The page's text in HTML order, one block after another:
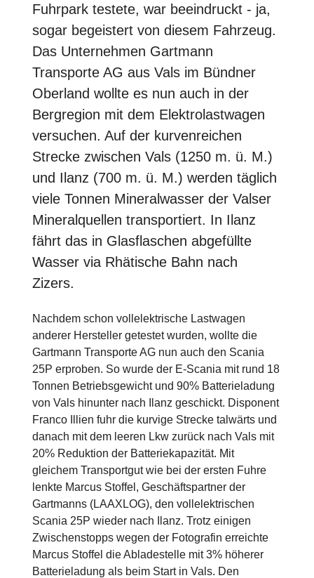
Fuhrpark testete, war beeindruckt - ja,
sogar begeistert von diesem Fahrzeug.
Das Unternehmen Gartmann
Transporte AG aus Vals im Bündner
Oberland wollte es nun auch in der
Bergregion mit dem Elektrolastwagen
versuchen. Auf der kurvenreichen
Strecke zwischen Vals (1250 m. ü. M.)
und Ilanz (700 m. ü. M.) werden täglich
viele Tonnen Mineralwasser der Valser
Mineralquellen transportiert. In Ilanz
fährt das in Glasflaschen abgefüllte
Wasser via Rhätische Bahn nach
Zizers.
Nachdem schon vollelektrische Lastwagen
anderer Hersteller getestet wurden, wollte die
Gartmann Transporte AG nun auch den Scania
25P erproben. So wurde der E-Scania mit rund 18
Tonnen Betriebsgewicht und 90% Batterieladung
von Vals hinunter nach Ilanz geschickt. Disponent
Franco Illien fuhr die kurvige Strecke talwärts und
danach mit dem leeren Lkw zurück nach Vals mit
20% Reduktion der Batteriekapazität. Mit
gleichem Transportgut wie bei der ersten Fuhre
lenkte Marcus Stoffel, Geschäftspartner der
Gartmanns (LAAXLOG), den vollelektrischen
Scania 25P wieder nach Ilanz. Trotz einigen
Zwischenstopps wegen der Fotografin erreichte
Marcus Stoffel die Abladestelle mit 3% höherer
Batterieladung als beim Start in Vals. Den